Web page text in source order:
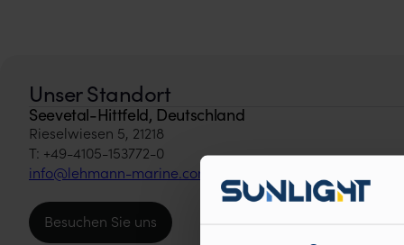
Unser Standort
Seevetal-Hittfeld, Deutschland
Rieselwiesen 5, 21218
info@lehmann-marine.com
Besuchen Sie uns